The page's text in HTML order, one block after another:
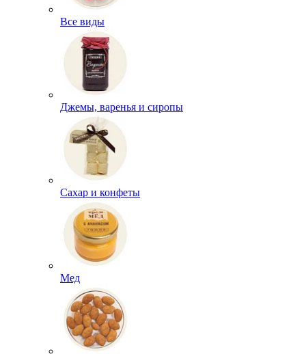
Все виды
Джемы, варенья и сиропы
Сахар и конфеты
Мед